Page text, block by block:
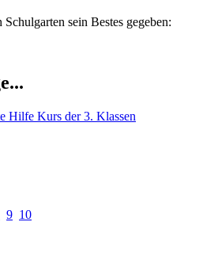
sein Bestes gegeben:
Hilfe Kurs der 3. Klassen
9 10